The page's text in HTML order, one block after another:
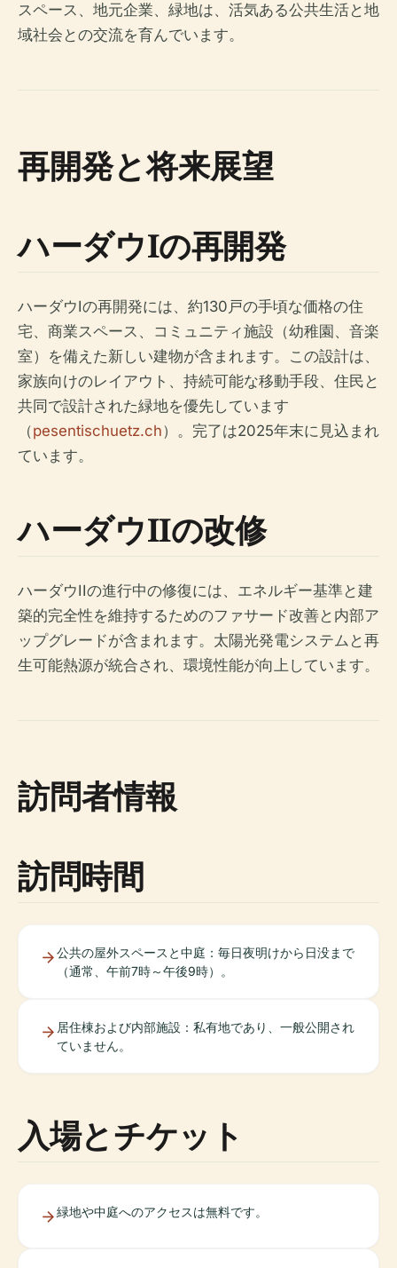
スペース、地元企業、緑地は、活気ある公共生活と地
域社会との交流を育んでいます。
再開発と将来展望
ハーダウIの再開発
ハーダウIの再開発には、約130戸の手頃な価格の住
宅、商業スペース、コミュニティ施設（幼稚園、音楽
室）を備えた新しい建物が含まれます。この設計は、
家族向けのレイアウト、持続可能な移動手段、住民と
共同で設計された緑地を優先しています
（pesentischuetz.ch）。完了は2025年末に見込まれ
ています。
ハーダウIIの改修
ハーダウIIの進行中の修復には、エネルギー基準と建
築的完全性を維持するためのファサード改善と内部ア
ップグレードが含まれます。太陽光発電システムと再
生可能熱源が統合され、環境性能が向上しています。
訪問者情報
訪問時間
公共の屋外スペースと中庭：毎日夜明けから日没まで
（通常、午前7時～午後9時）。
居住棟および内部施設：私有地であり、一般公開され
ていません。
入場とチケット
緑地や中庭へのアクセスは無料です。